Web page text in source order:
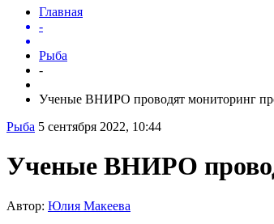
Главная
-
Рыба
-
Ученые ВНИРО проводят мониторинг
Рыба 5 сентября 2022, 10:44
Ученые ВНИРО
Автор: Юлия Макеева